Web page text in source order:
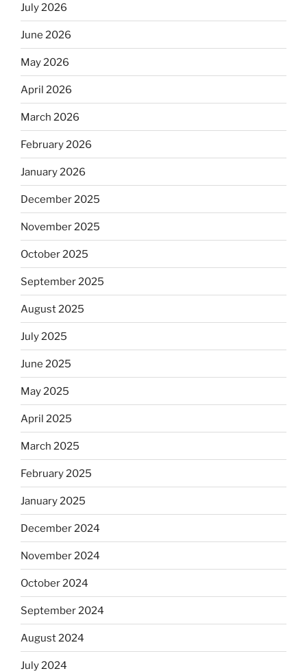
July 2026
June 2026
May 2026
April 2026
March 2026
February 2026
January 2026
December 2025
November 2025
October 2025
September 2025
August 2025
July 2025
June 2025
May 2025
April 2025
March 2025
February 2025
January 2025
December 2024
November 2024
October 2024
September 2024
August 2024
July 2024